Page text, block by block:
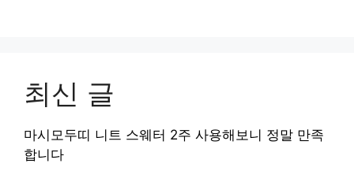
최신 글
마시모두띠 니트 스웨터 2주 사용해보니 정말 만족
합니다